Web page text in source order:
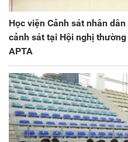
Học viện Cảnh sát nhân
cảnh sát tại Hội nghị
APTA